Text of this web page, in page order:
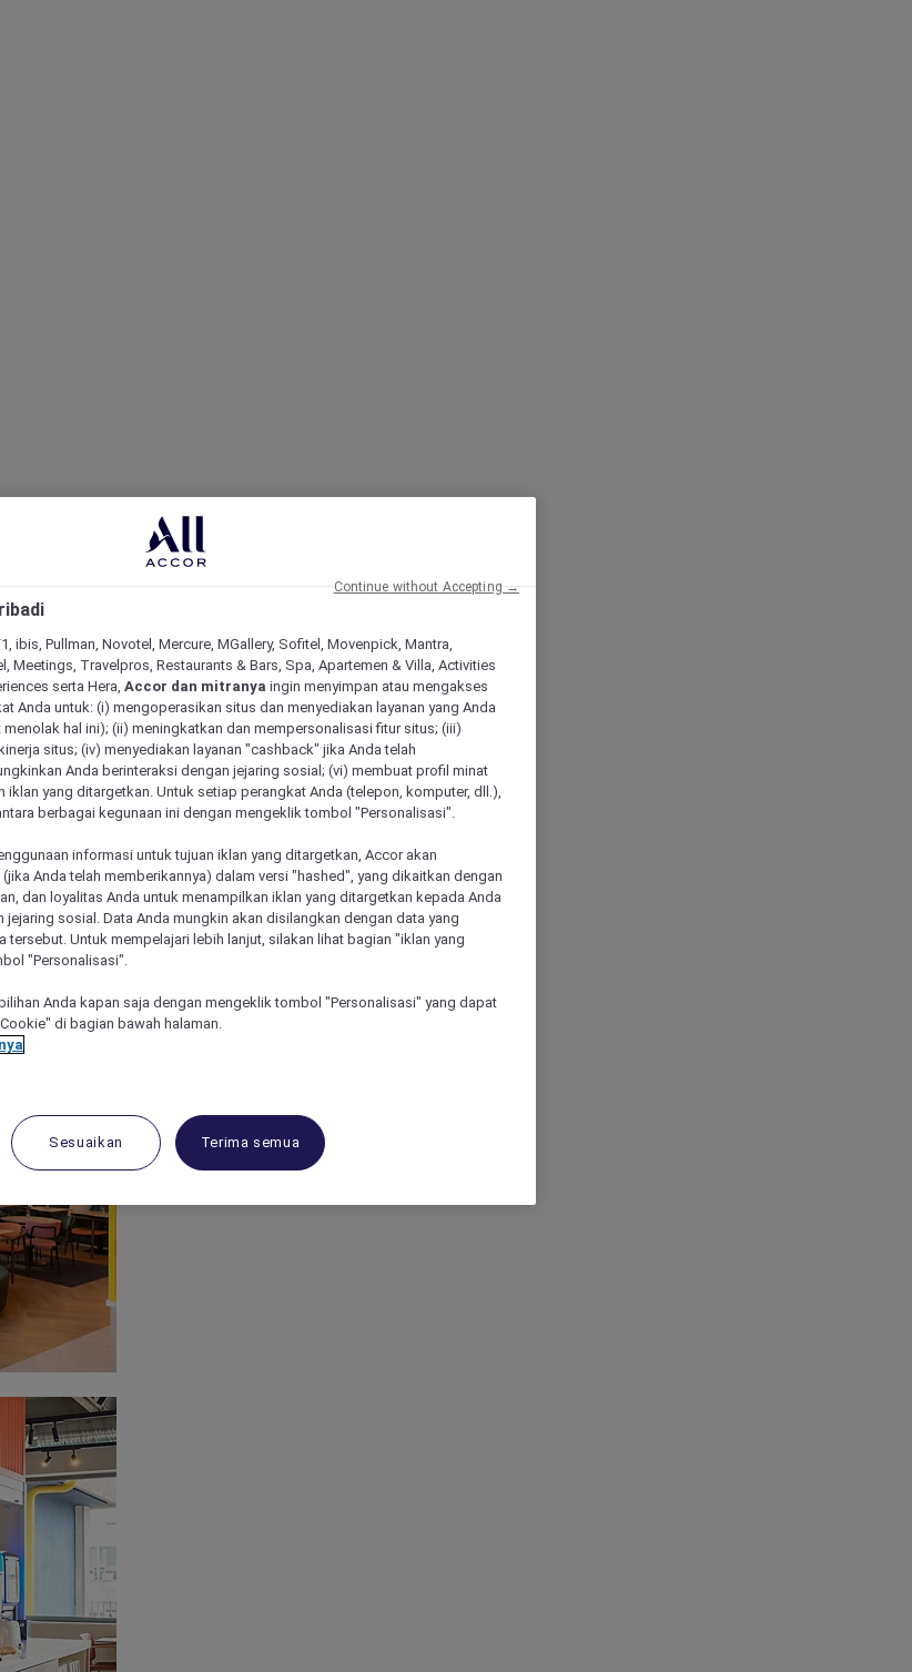
ibis, Pullman, Novotel, Mercure, MGallery, Sofitel, Movenpick, Mantra,
Meetings, Travelpros, Restaurants & Bars, Spa, Apartemen & Villa, Activities
serta Hera, Accor dan mitranya ingin menyimpan atau mengakses
Anda untuk: (i) mengoperasikan situs dan menyediakan layanan yang Anda
hal ini); (ii) meningkatkan dan mempersonalisasi fitur situs; (iii)
situs; (iv) menyediakan layanan "cashback" jika Anda telah
Anda berinteraksi dengan jejaring sosial; (vi) membuat profil minat
iklan yang ditargetkan. Untuk setiap perangkat Anda (telepon, komputer, dll.),
berbagai kegunaan ini dengan mengeklik tombol "Personalisasi".
informasi untuk tujuan iklan yang ditargetkan, Accor akan
Anda telah memberikannya) dalam versi "hashed", yang dikaitkan dengan
dan loyalitas Anda untuk menampilkan iklan yang ditargetkan kepada Anda
sosial. Data Anda mungkin akan disilangkan dengan data yang
tersebut. Untuk mempelajari lebih lanjut, silakan lihat bagian "iklan yang
"Personalisasi".
Anda kapan saja dengan mengeklik tombol "Personalisasi" yang dapat
di bagian bawah halaman.
Sesuaikan Terima semua
Continue without Accepting →